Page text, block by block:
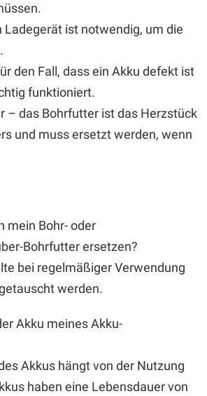
Ladegerät ist notwendig, um die
den Fall, dass ein Akku defekt ist
funktioniert.
– das Bohrfutter ist das Herzstück
und muss ersetzt werden, wenn
mein Bohr- oder
Bohrfutter ersetzen?
bei regelmäßiger Verwendung
werden.
Akku meines Akku-
Akkus hängt von der Nutzung
haben eine Lebensdauer von